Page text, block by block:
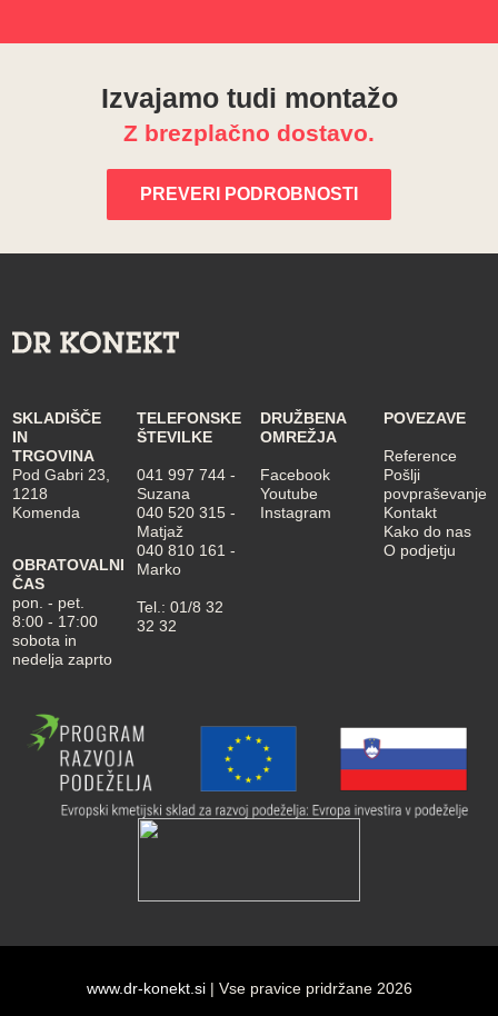
Izvajamo tudi montažo
Z brezplačno dostavo.
PREVERI PODROBNOSTI
SKLADIŠČE
IN
TRGOVINA
Pod Gabri 23,
1218
Komenda
OBRATOVALNI
ČAS
pon. - pet.
8:00 - 17:00
sobota in
nedelja zaprto
TELEFONSKE
ŠTEVILKE
041 997 744-
Suzana
040 520 315-
Matjaž
040 810 161 -
Marko
Tel.: 01/8 32
32 32
DRUŽBENA
OMREŽJA
Facebook
Youtube
Instagram
POVEZAVE
Reference
Pošlji
povpraševanje
Kontakt
Kako do nas
O podjetju
www.dr-konekt.si| Vse pravice pridržane 2026